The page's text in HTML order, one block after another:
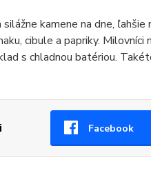
kamene na dne, ľahšie
cibule a papriky.
s chladnou batériou.
Facebook